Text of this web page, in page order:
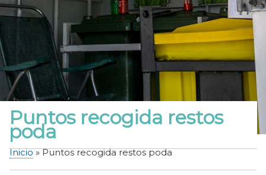
Puntos recogida restos
poda
Inicio Puntos recogida restos poda